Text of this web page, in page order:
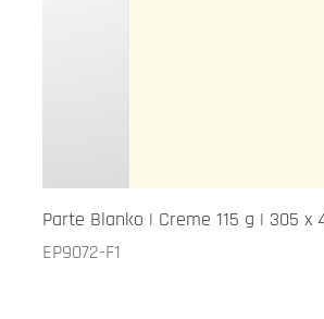
Parte Blanko | Creme 115 g | 305 x
EP9072-F1